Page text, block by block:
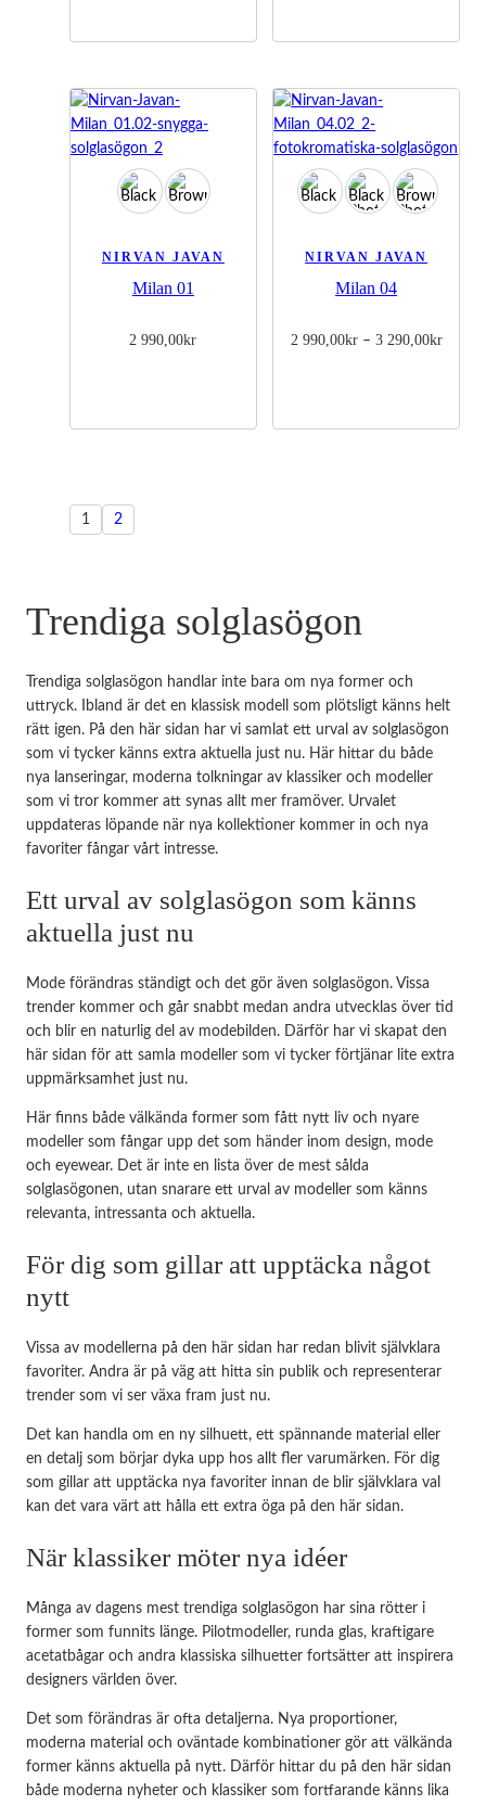
NIRVAN JAVAN
Milan 01
2 990,00kr
NIRVAN JAVAN
Milan 04
2 990,00kr – 3 290,00kr
3
1 2
Trendiga solglasögon
Trendiga solglasögon handlar inte bara om nya former och
uttryck. Ibland är det en klassisk modell som plötsligt känns helt
rätt igen. På den här sidan har vi samlat ett urval av solglasögon
som vi tycker känns extra aktuella just nu. Här hittar du både
nya lanseringar, moderna tolkningar av klassiker och modeller
som vi tror kommer att synas allt mer framöver. Urvalet
uppdateras löpande när nya kollektioner kommer in och nya
favoriter fångar vårt intresse.
Ett urval av solglasögon som känns
aktuella just nu
Mode förändras ständigt och det gör även solglasögon. Vissa
trender kommer och går snabbt medan andra utvecklas över tid
och blir en naturlig del av modebilden. Därför har vi skapat den
här sidan för att samla modeller som vi tycker förtjänar lite extra
uppmärksamhet just nu.
Här finns både välkända former som fått nytt liv och nyare
modeller som fångar upp det som händer inom design, mode
och eyewear. Det är inte en lista över de mest sålda
solglasögonen, utan snarare ett urval av modeller som känns
relevanta, intressanta och aktuella.
För dig som gillar att upptäcka något
nytt
Vissa av modellerna på den här sidan har redan blivit självklara
favoriter. Andra är på väg att hitta sin publik och representerar
trender som vi ser växa fram just nu.
Det kan handla om en ny silhuett, ett spännande material eller
en detalj som börjar dyka upp hos allt fler varumärken. För dig
som gillar att upptäcka nya favoriter innan de blir självklara val
kan det vara värt att hålla ett extra öga på den här sidan.
När klassiker möter nya idéer
Många av dagens mest trendiga solglasögon har sina rötter i
former som funnits länge. Pilotmodeller, runda glas, kraftigare
acetatbågar och andra klassiska silhuetter fortsätter att inspirera
designers världen över.
Det som förändras är ofta detaljerna. Nya proportioner,
moderna material och oväntade kombinationer gör att välkända
former känns aktuella på nytt. Därför hittar du på den här sidan
både moderna nyheter och klassiker som fortfarande känns lika